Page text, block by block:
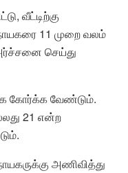
வீட்டிற்கு
11 முறை வலம்
செய்து
கோர்க்க வேண்டும்.
21 என்ற
அணிவித்து